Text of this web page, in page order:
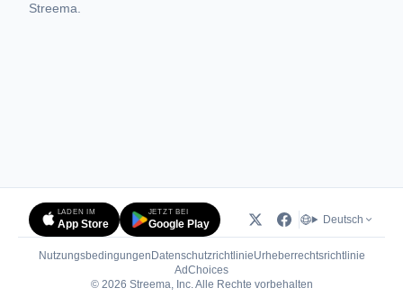
Streema.
LADEN IM
App Store
JETZT BEI
Google Play Deutsch
Nutzungsbedingungen DatenschutzrichtlinieUrheberrechtsrichtlinie
AdChoices(öffnet in neuem Tab)
© 2026 Streema, Inc. Alle Rechte vorbehalten